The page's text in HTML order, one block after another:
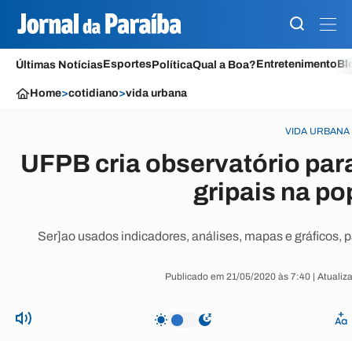
Últimas NotíciasEsportesPolíticaQual a Boa?Entretenimento
Home>cotidiano>vida urbana
VIDA URBANA
UFPB cria observatório
gripais na
Ser]ao usados indicadores, análises, mapas e gráficos,
Publicado em 21/05/2020 às 7:40 |